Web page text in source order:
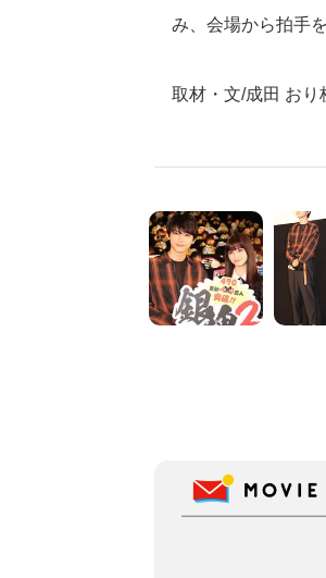
み、会場から拍手
取材・文/成田 おり